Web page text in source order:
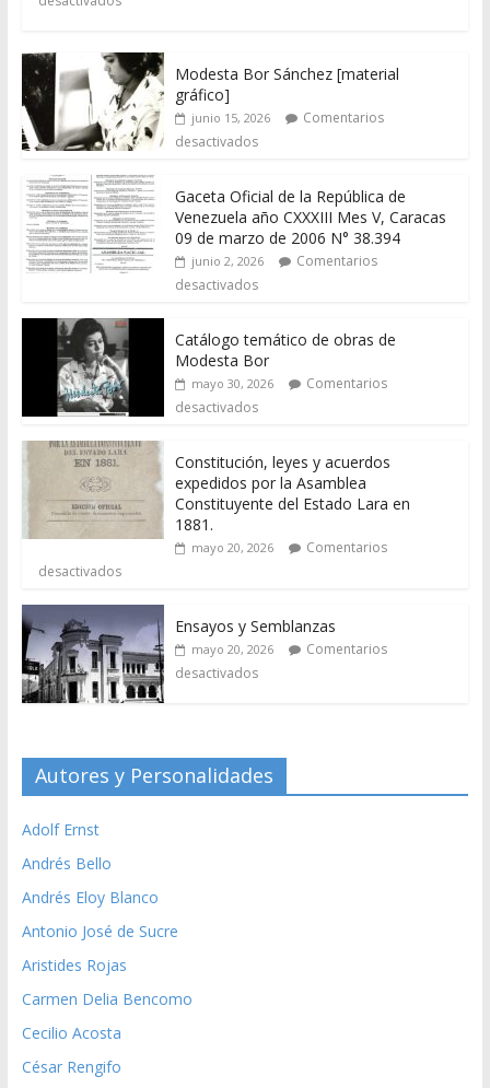
Modesta Bor Sánchez [material
gráfico]
junio 15, 2026
Comentarios
desactivados
Gaceta Oficial de la República de
Venezuela año CXXXIII Mes V, Caracas
09 de marzo de 2006 N° 38.394
junio 2, 2026
Comentarios
desactivados
Catálogo temático de obras de
Modesta Bor
mayo 30, 2026
Comentarios
desactivados
Constitución, leyes y acuerdos
expedidos por la Asamblea
Constituyente del Estado Lara en
1881.
mayo 20, 2026
Comentarios
desactivados
Ensayos y Semblanzas
mayo 20, 2026
Comentarios
desactivados
Autores y Personalidades
Adolf Ernst
Andrés Bello
Andrés Eloy Blanco
Antonio José de Sucre
Aristides Rojas
Carmen Delia Bencomo
Cecilio Acosta
César Rengifo